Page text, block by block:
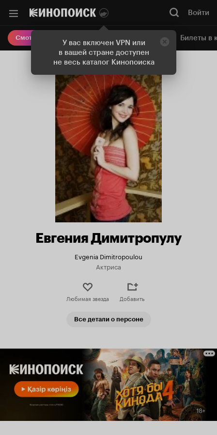
У вас включен VPN или
в вашей стране доступен
не весь каталог Кинопоиска
Войти
Смотреть кино Онлайн-кинотеатр Билеты в
Евгения Димитропулу
Evgenia Dimitropoulou
Актриса
Любимая звезда Добавить
Все детали о персоне